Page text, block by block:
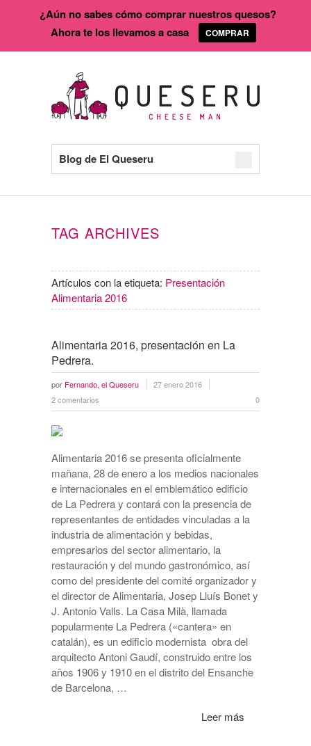
Blog de El Queseru
TAG ARCHIVES
Artículos con la etiqueta: Presentación
Alimentaria 2016
Alimentaria 2016, presentación en La
Pedrera.
por Fernando, el Queseru
27 enero 2016
2 comentarios
0
Alimentaria 2016 se presenta oficialmente
mañana, 28 de enero a los medios nacionales
e internacionales en el emblemático edificio
de La Pedrera y contará con la presencia de
representantes de entidades vinculadas a la
industria de alimentación y bebidas,
empresarios del sector alimentario, la
restauración y del mundo gastronómico, así
como del presidente del comité organizador y
el director de Alimentaria, Josep Lluís Bonet y
J. Antonio Valls. La Casa Milà, llamada
popularmente La Pedrera («cantera» en
catalán), es un edificio modernista obra del
arquitecto Antoni Gaudí, construido entre los
años 1906 y 1910 en el distrito del Ensanche
de Barcelona, …
Leer más
¿Aún no sabes cómo comprar nuestros quesos?
Ahora te los llevamos a casa
COMPRAR